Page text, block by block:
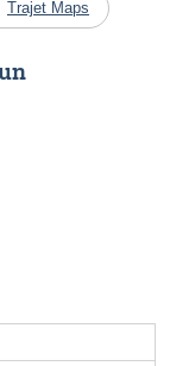
Trajet Maps